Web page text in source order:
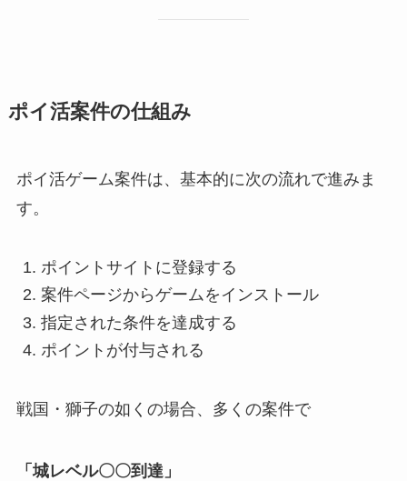
ポイ活案件の仕組み
ポイ活ゲーム案件は、基本的に次の流れで進みま
す。
ポイントサイトに登録する
案件ページからゲームをインストール
指定された条件を達成する
ポイントが付与される
戦国・獅子の如くの場合、多くの案件で
「城レベル〇〇到達」